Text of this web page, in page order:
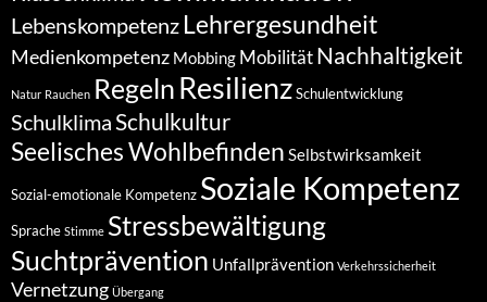
Lebenskompetenz Lehrergesundheit
Medienkompetenz Mobbing MobilitätNachhaltigkeit
Natur Rauchen Regeln ResilienzSchulentwicklung
Schulklima Schulkultur
Seelisches Wohlbefinden Selbstwirksamkeit
Sozial-emotionale Kompetenz Soziale Kompetenz
Sprache Stimme Stressbewältigung
Suchtprävention Unfallprävention Verkehrssicherheit
Vernetzung Übergang